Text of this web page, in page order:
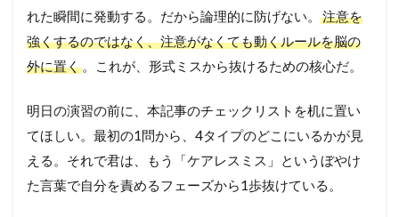
れた瞬間に発動する。だから論理的に防げない。
注意を
強くするのではなく、注意がなくても動くルールを脳の
外に置く 。これが、形式ミスから抜けるための核心だ。
明日の演習の前に、本記事のチェックリストを机に置い
てほしい。最初の1問から、4タイプのどこにいるかが見
える。それで君は、もう「ケアレスミス」というぼやけ
た言葉で自分を責めるフェーズから1歩抜けている。